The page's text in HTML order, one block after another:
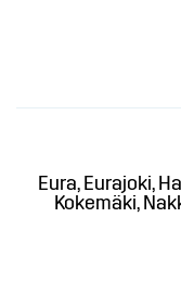
Eura, Eurajoki,
Kokemäki,